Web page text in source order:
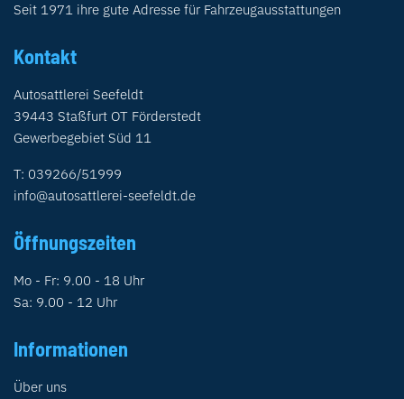
Seit 1971 ihre gute Adresse für Fahrzeugausstattungen
Kontakt
Autosattlerei Seefeldt
39443 Staßfurt OT Förderstedt
Gewerbegebiet Süd 11
T: 039266/51999
info@autosattlerei-seefeldt.de
Öffnungszeiten
Mo - Fr: 9.00 - 18 Uhr
Sa: 9.00 - 12 Uhr
Informationen
Über uns